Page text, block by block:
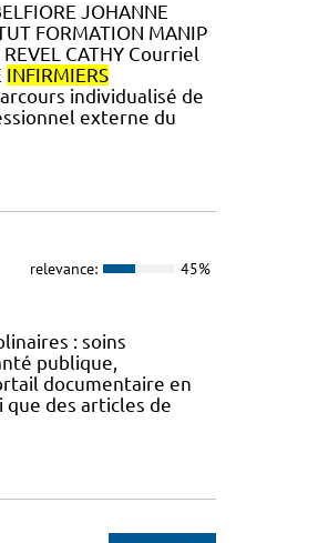
JOHANNE
FORMATION MANIP
CATHY Courriel
INFIRMIERS
individualisé de
externe du
relevance: 45%
: soins
publique,
documentaire en
que des articles de